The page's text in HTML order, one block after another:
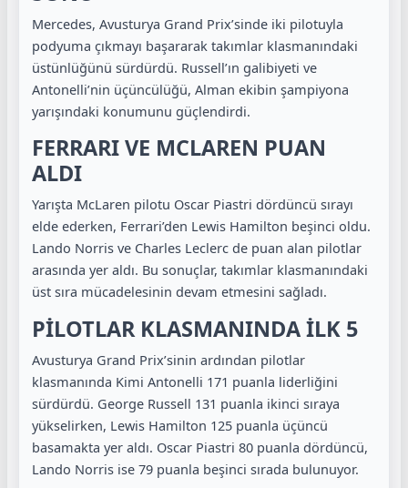
Mercedes, Avusturya Grand Prix’sinde iki pilotuyla
podyuma çıkmayı başararak takımlar klasmanındaki
üstünlüğünü sürdürdü. Russell’ın galibiyeti ve
Antonelli’nin üçüncülüğü, Alman ekibin şampiyona
yarışındaki konumunu güçlendirdi.
FERRARI VE MCLAREN PUAN
ALDI
Yarışta McLaren pilotu Oscar Piastri dördüncü sırayı
elde ederken, Ferrari’den Lewis Hamilton beşinci oldu.
Lando Norris ve Charles Leclerc de puan alan pilotlar
arasında yer aldı. Bu sonuçlar, takımlar klasmanındaki
üst sıra mücadelesinin devam etmesini sağladı.
PİLOTLAR KLASMANINDA İLK 5
Avusturya Grand Prix’sinin ardından pilotlar
klasmanında Kimi Antonelli 171 puanla liderliğini
sürdürdü. George Russell 131 puanla ikinci sıraya
yükselirken, Lewis Hamilton 125 puanla üçüncü
basamakta yer aldı. Oscar Piastri 80 puanla dördüncü,
Lando Norris ise 79 puanla beşinci sırada bulunuyor.